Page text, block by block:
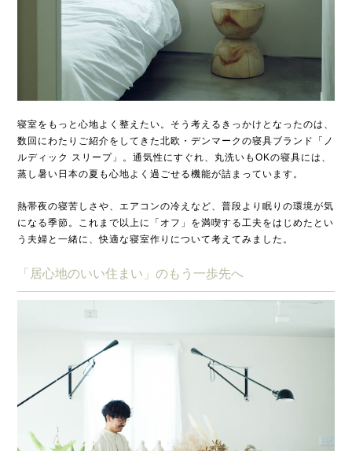
寝室をもっと心地よく整えたい。そう考えるきっかけとなったのは、
数回にわたりご紹介をしてきた北欧・デンマークの寝具ブランド「ノ
ルディック スリープ」。通気性にすぐれ、丸洗いもOKの寝具には、
蒸し暑い日本の夏も心地よく過ごせる機能が詰まっています。
熱帯夜の寝苦しさや、エアコンの冷えなど、普段より眠りの環境が気
になる季節。これまで以上に「オフ」を満喫する工夫をはじめたとい
う夫婦と一緒に、快適な寝室作りについて考えてみました。
「居心地のいい住まい」のもう一歩先へ